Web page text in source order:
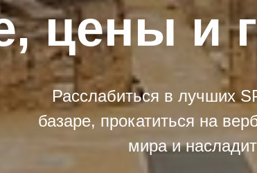
цены и
Расслабиться в лучших
базаре, прокатиться на
мира и